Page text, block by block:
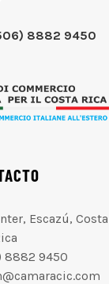
8882 9450
Escazú, Costa
8882 9450